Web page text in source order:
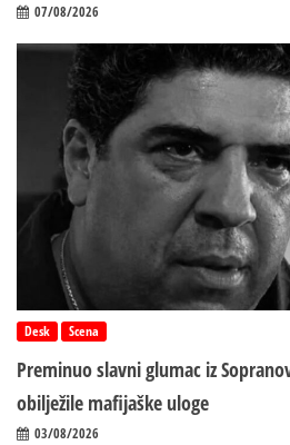
07/08/2026
Desk Scena
Preminuo slavni glumac iz
obilježile mafijaške uloge
03/08/2026